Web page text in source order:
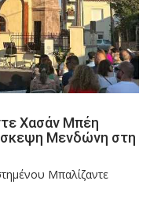
Χασάν Μπέη
Μενδώνη στη
Μπαλίζαντε